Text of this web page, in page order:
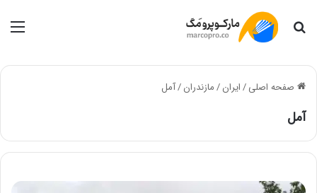
جستجو
صفحه اصلی/ایران/مازندران/آمل
آمل